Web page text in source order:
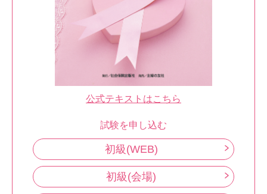
公式テキストはこちら
試験を申し込む
初級(WEB)
初級(会場)